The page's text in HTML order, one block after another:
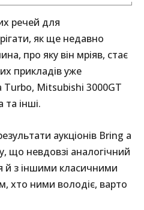
речей для
як ще недавно
про яку він мріяв, стає
прикладів уже
Turbo, Mitsubishi 3000GT
інші.
аукціонів Bring a
що невдовзі аналогічний
й з іншими класичними
хто ними володіє, варто